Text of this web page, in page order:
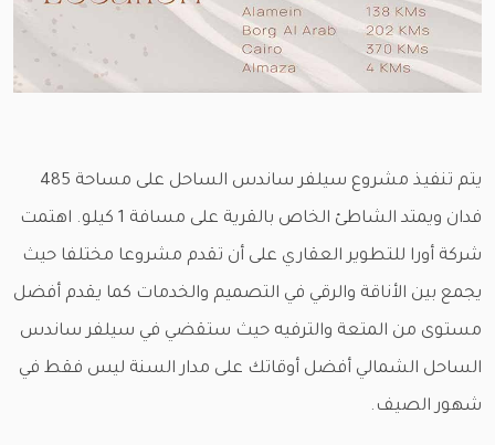
يتم تنفيذ مشروع سيلفر ساندس الساحل على مساحة 485
فدان ويمتد الشاطئ الخاص بالقرية على مسافة 1 كيلو. اهتمت
شركة أورا للتطوير العقاري على أن تقدم مشروعا مختلفا حيث
يجمع بين الأناقة والرقي في التصميم والخدمات كما يقدم أفضل
مستوى من المتعة والترفيه حيث ستقضي في سيلفر ساندس
الساحل الشمالي أفضل أوقاتك على مدار السنة ليس فقط في
شهور الصيف.